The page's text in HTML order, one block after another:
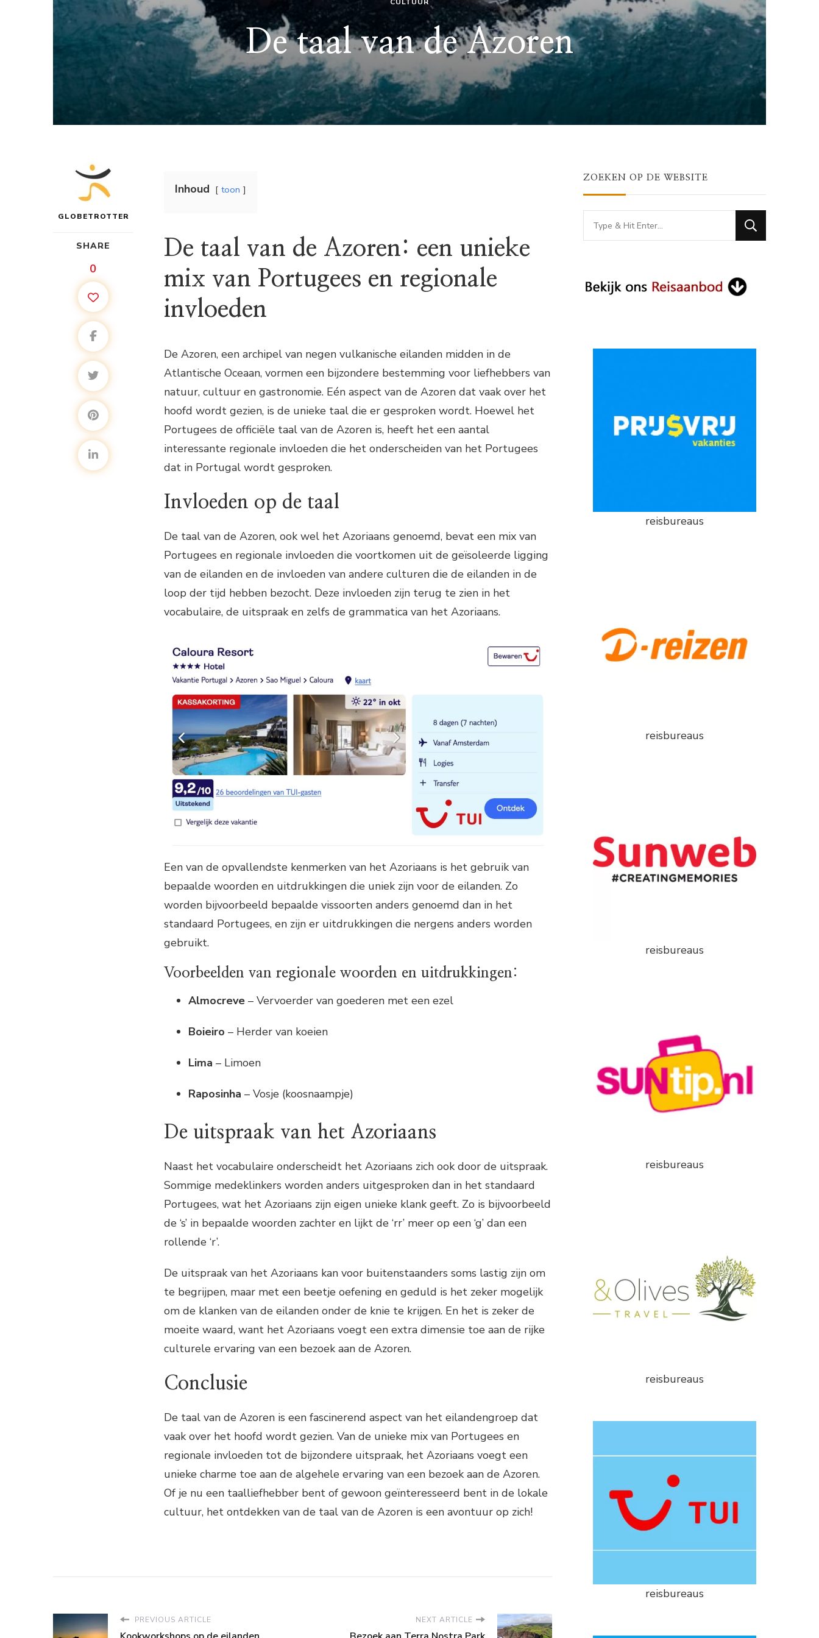
De taal van de Azoren
GLOBETROTTER
SHARE
0
Inhoud toon
De taal van de Azoren: een unieke
mix van Portugees en regionale
invloeden
De Azoren, een archipel van negen vulkanische eilanden midden in de
Atlantische Oceaan, vormen een bijzondere bestemming voor liefhebbers van
natuur, cultuur en gastronomie. Eén aspect van de Azoren dat vaak over het
hoofd wordt gezien, is de unieke taal die er gesproken wordt. Hoewel het
Portugees de officiële taal van de Azoren is, heeft het een aantal
interessante regionale invloeden die het onderscheiden van het Portugees
dat in Portugal wordt gesproken.
Invloeden op de taal
De taal van de Azoren, ook wel het Azoriaans genoemd, bevat een mix van
Portugees en regionale invloeden die voortkomen uit de geïsoleerde ligging
van de eilanden en de invloeden van andere culturen die de eilanden in de
loop der tijd hebben bezocht. Deze invloeden zijn terug te zien in het
vocabulaire, de uitspraak en zelfs de grammatica van het Azoriaans.
Een van de opvallendste kenmerken van het Azoriaans is het gebruik van
bepaalde woorden en uitdrukkingen die uniek zijn voor de eilanden. Zo
worden bijvoorbeeld bepaalde vissoorten anders genoemd dan in het
standaard Portugees, en zijn er uitdrukkingen die nergens anders worden
gebruikt.
Voorbeelden van regionale woorden en uitdrukkingen:
Almocreve – Vervoerder van goederen met een ezel
Boieiro – Herder van koeien
Lima – Limoen
Raposinha – Vosje (koosnaampje)
De uitspraak van het Azoriaans
Naast het vocabulaire onderscheidt het Azoriaans zich ook door de uitspraak.
Sommige medeklinkers worden anders uitgesproken dan in het standaard
Portugees, wat het Azoriaans zijn eigen unieke klank geeft. Zo is bijvoorbeeld
de ‘s’ in bepaalde woorden zachter en lijkt de ‘rr’ meer op een ‘g’ dan een
rollende ‘r’.
De uitspraak van het Azoriaans kan voor buitenstaanders soms lastig zijn om
te begrijpen, maar met een beetje oefening en geduld is het zeker mogelijk
om de klanken van de eilanden onder de knie te krijgen. En het is zeker de
moeite waard, want het Azoriaans voegt een extra dimensie toe aan de rijke
culturele ervaring van een bezoek aan de Azoren.
Conclusie
De taal van de Azoren is een fascinerend aspect van het eilandengroep dat
vaak over het hoofd wordt gezien. Van de unieke mix van Portugees en
regionale invloeden tot de bijzondere uitspraak, het Azoriaans voegt een
unieke charme toe aan de algehele ervaring van een bezoek aan de Azoren.
Of je nu een taalliefhebber bent of gewoon geïnteresseerd bent in de lokale
cultuur, het ontdekken van de taal van de Azoren is een avontuur op zich!
PREVIOUS ARTICLE NEXT ARTICLE
ZOEKEN OP DE WEBSITE
Looking
for
reisbureaus
reisbureaus
reisbureaus
reisbureaus
reisbureaus
reisbureaus